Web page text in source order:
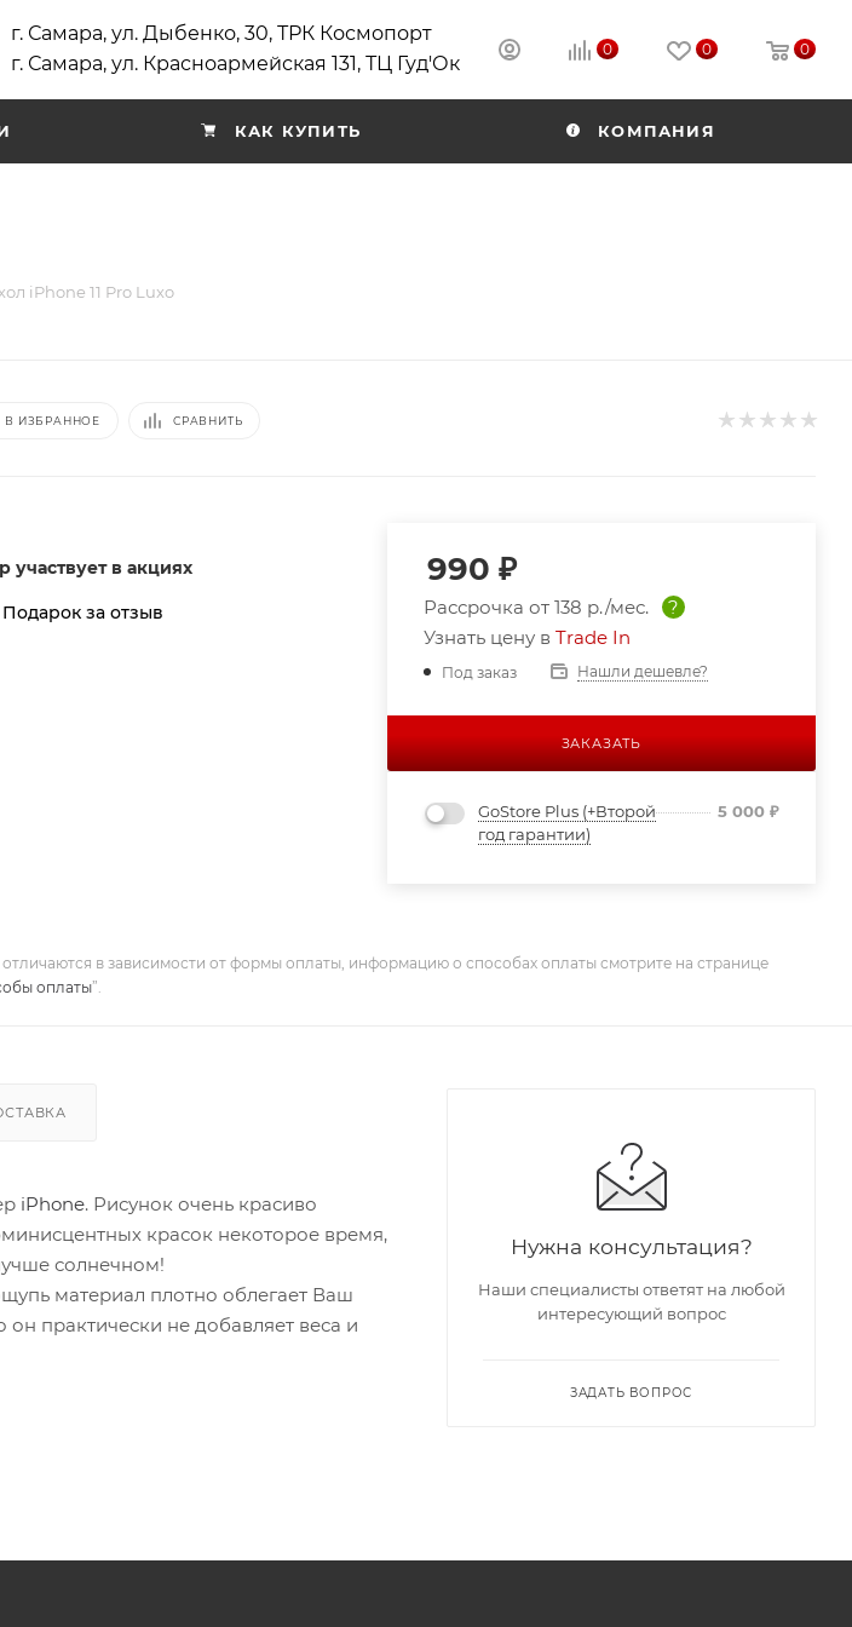
г. Самара, ул. Дыбенко, 30, ТРК Космопорт
г. Самара, ул. Красноармейская 131, ТЦ Гуд'Ок
0 0 0
КАК КУПИТЬ КОМПАНИЯ
iPhone 11 Pro Luxo
В ИЗБРАННОЕ СРАВНИТЬ
участвует в акциях
Подарок за отзыв
990 ₽
Рассрочка от 138 р./мес.
?
Узнать цену в Trade In
Под заказ Нашли дешевле?
ЗАКАЗАТЬ
GoStore Plus (+Второй
год гарантии)
5 000₽
в зависимости от формы оплаты, информацию о способах оплаты смотрите на странице
оплаты”.
iPhone. Рисунок очень красиво
красок некоторое время,
солнечном!
материал плотно облегает Ваш
практически не добавляет веса и
Нужна консультация?
Наши специалисты ответят на любой
интересующий вопрос
ЗАДАТЬ ВОПРОС